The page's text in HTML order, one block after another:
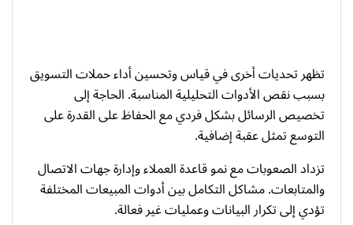
تظهر تحديات أخرى في قياس وتحسين أداء حملات التسويق
بسبب نقص الأدوات التحليلية المناسبة. الحاجة إلى
تخصيص الرسائل بشكل فردي مع الحفاظ على القدرة على
التوسع تمثل عقبة إضافية.
تزداد الصعوبات مع نمو قاعدة العملاء وإدارة جهات الاتصال
والمتابعات. مشاكل التكامل بين أدوات المبيعات المختلفة
تؤدي إلى تكرار البيانات وعمليات غير فعالة.